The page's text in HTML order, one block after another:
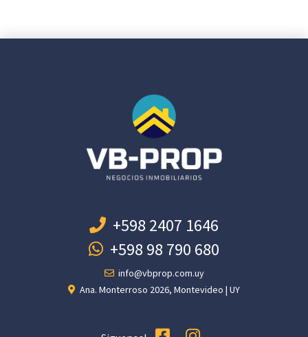
+598 2407 1646
+598 98 790 680
info@vbprop.com.uy
Ana. Monterroso 2026, Montevideo | UY